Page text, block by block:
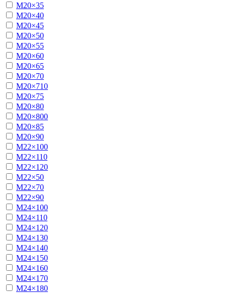
М20×35
М20×40
М20×45
М20×50
М20×55
М20×60
М20×65
М20×70
М20×710
М20×75
М20×80
М20×800
М20×85
М20×90
М22×100
М22×110
М22×120
М22×50
М22×70
М22×90
М24×100
М24×110
М24×120
М24×130
М24×140
М24×150
М24×160
М24×170
М24×180